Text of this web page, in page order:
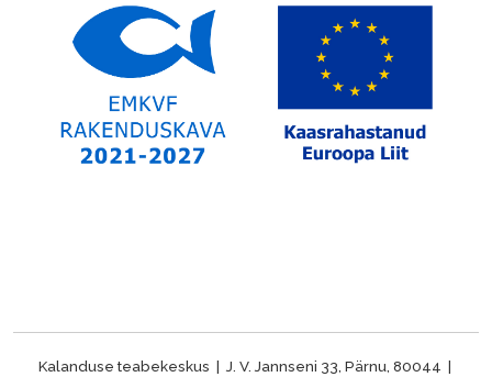
Kalanduse teabekeskus | J. V. Jannseni 33, Pärnu, 80044 |